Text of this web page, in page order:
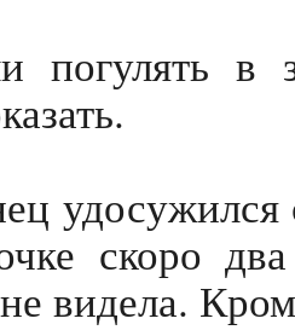
погулять в
удосужился
скоро
видела.